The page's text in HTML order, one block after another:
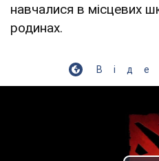
навчалися в місцевих
родинах.